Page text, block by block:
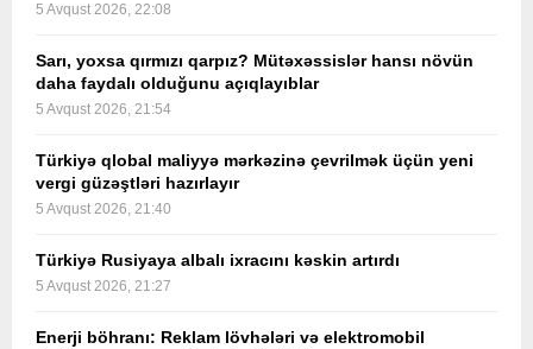
5 Avqust 2026, 22:08
Sarı, yoxsa qırmızı qarpız? Mütəxəssislər hansı növün
daha faydalı olduğunu açıqlayıblar
5 Avqust 2026, 21:54
Türkiyə qlobal maliyyə mərkəzinə çevrilmək üçün yeni
vergi güzəştləri hazırlayır
5 Avqust 2026, 21:40
Türkiyə Rusiyaya albalı ixracını kəskin artırdı
5 Avqust 2026, 21:27
Enerji böhranı: Reklam lövhələri və elektromobil